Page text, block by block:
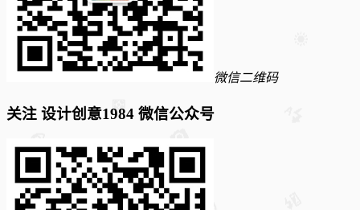
微信二维码
关注 设计创意1984 微信公众号